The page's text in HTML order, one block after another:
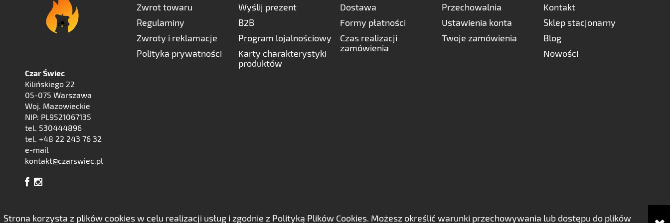
Strona korzysta z plików cookies w celu realizacji usług i zgodnie z Polityką Plików Cookies. Możesz określić warunki przechowywania lub dostępu do plików
Zwrot towaru
Regulaminy
Zwroty i reklamacje
Polityka prywatności
Wyślij prezent
B2B
Program lojalnościowy
Karty charakterystyki
produktów
Dostawa
Formy płatności
Czas realizacji
zamówienia
Przechowalnia
Ustawienia konta
Twoje zamówienia
Kontakt
Sklep stacjonarny
Blog
Nowości
Czar Świec
Kilińskiego 22
05-075 Warszawa
Woj. Mazowieckie
NIP: PL9521067135
tel. 530444896
tel. +48 22 243 76 32
e-mail
kontakt@czarswiec.pl